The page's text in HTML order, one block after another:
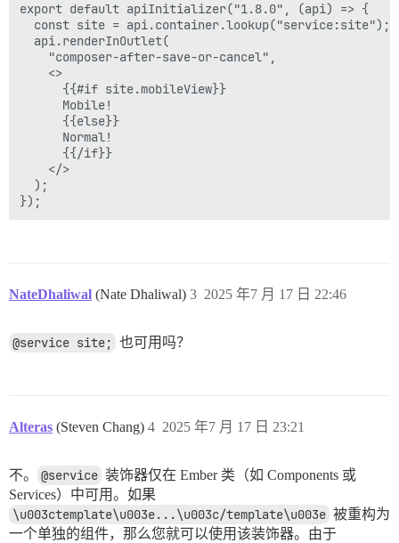
export default apiInitializer("1.8.0", (api) => {
  const site = api.container.lookup("service:site");
  api.renderInOutlet(
    "composer-after-save-or-cancel",
    <>
      {{#if site.mobileView}}
      Mobile!
      {{else}}
      Normal!
      {{/if}}
    </>
  );
NateDhaliwal (Nate Dhaliwal) 2025 年7 月 17 日 22:46
3
@service site; 也可用吗？
Alteras (Steven Chang) 2025 年7 月 17 日 23:21
4
不。 @service 装饰器仅在 Ember 类（如 Components 或
Services）中可用。如果
\u003ctemplate\u003e...\u003c/template\u003e 被重构为
一个单独的组件，那么您就可以使用该装饰器。由于